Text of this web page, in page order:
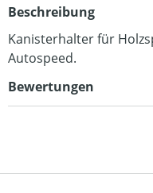
Beschreibung
Kanisterhalter für
Autospeed.
Bewertungen